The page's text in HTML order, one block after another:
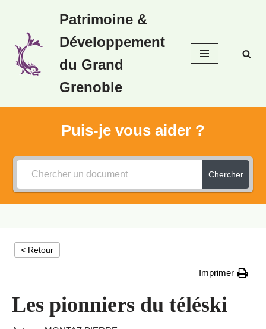
au
contenu
Patrimoine &
Développement
du Grand
Grenoble
Puis-je vous aider ?
Chercher
< Retour
Imprimer
Les pionniers du téléski